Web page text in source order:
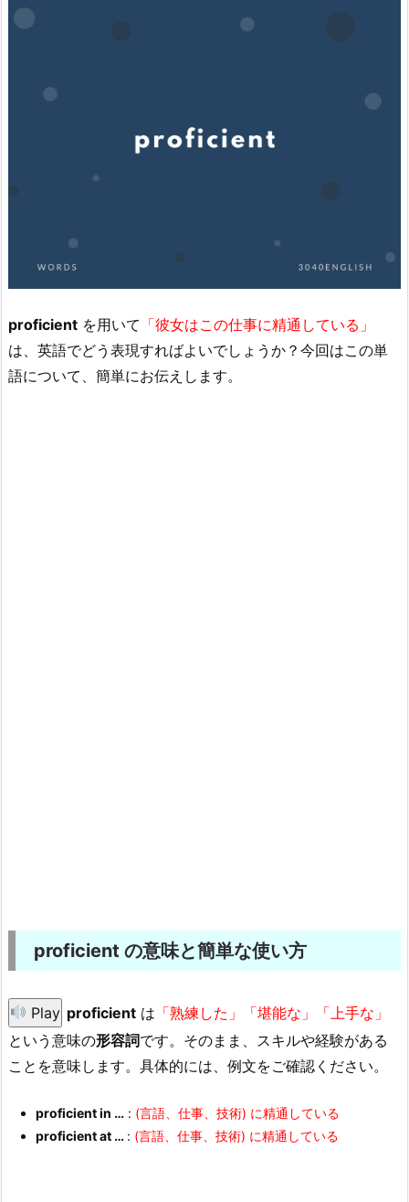
proficient を用いて 「彼女はこの仕事に精通している」
は、英語でどう表現すればよいでしょうか？今回はこの単
語について、簡単にお伝えします。
proficient の意味と簡単な使い方
Play proficient は 「熟練した」「堪能な」「上手な」
という意味の形容詞です。そのまま、スキルや経験がある
ことを意味します。具体的には、例文をご確認ください。
proficient in … : (言語、仕事、技術) に精通している
proficient at … : (言語、仕事、技術) に精通している